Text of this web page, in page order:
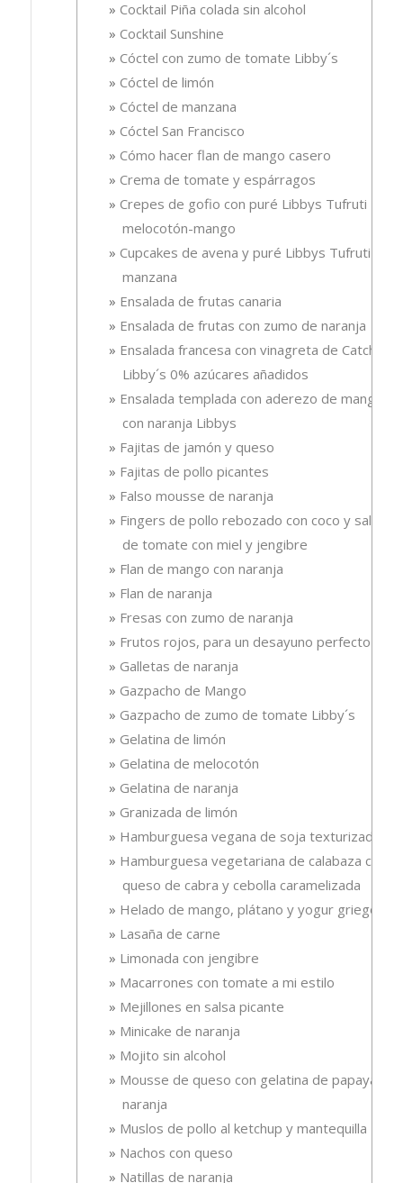
Cocktail Piña colada sin alcohol
Cocktail Sunshine
Cóctel con zumo de tomate Libby´s
Cóctel de limón
Cóctel de manzana
Cóctel San Francisco
Cómo hacer flan de mango casero
Crema de tomate y espárragos
Crepes de gofio con puré Libbys Tufruti
melocotón-mango
Cupcakes de avena y puré Libbys Tufruti de
manzana
Ensalada de frutas canaria
Ensalada de frutas con zumo de naranja
Ensalada francesa con vinagreta de Catchup
Libby´s 0% azúcares añadidos
Ensalada templada con aderezo de mango
con naranja Libbys
Fajitas de jamón y queso
Fajitas de pollo picantes
Falso mousse de naranja
Fingers de pollo rebozado con coco y salsa
de tomate con miel y jengibre
Flan de mango con naranja
Flan de naranja
Fresas con zumo de naranja
Frutos rojos, para un desayuno perfecto
Galletas de naranja
Gazpacho de Mango
Gazpacho de zumo de tomate Libby´s
Gelatina de limón
Gelatina de melocotón
Gelatina de naranja
Granizada de limón
Hamburguesa vegana de soja texturizada
Hamburguesa vegetariana de calabaza con
queso de cabra y cebolla caramelizada
Helado de mango, plátano y yogur griego
Lasaña de carne
Limonada con jengibre
Macarrones con tomate a mi estilo
Mejillones en salsa picante
Minicake de naranja
Mojito sin alcohol
Mousse de queso con gelatina de papaya-
naranja
Muslos de pollo al ketchup y mantequilla
Nachos con queso
Natillas de naranja